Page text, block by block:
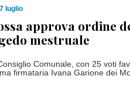
luglio
approva ordine
mestruale
Comunale, con 25 voti
firmataria Ivana Garione dei